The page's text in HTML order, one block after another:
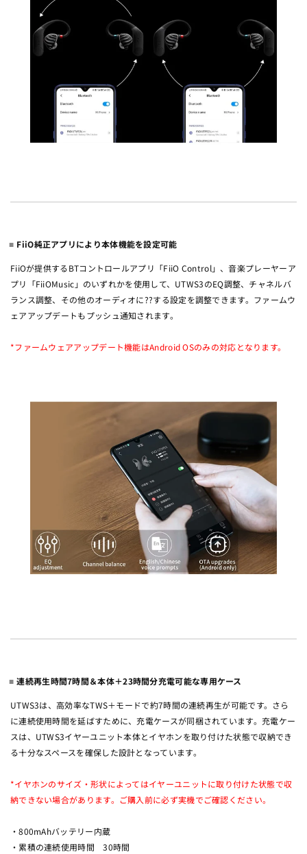
FiiO純正アプリにより本体機能を設定可能
FiiOが提供するBTコントロールアプリ「FiiO Control」、音楽プレーヤーア
プリ「FiiOMusic」のいずれかを使用して、UTWS3のEQ調整、チャネルバ
ランス調整、その他のオーディオに??する設定を調整できます。ファームウ
ェアアップデートもプッシュ通知されます。
*ファームウェアアップデート機能はAndroid OSのみの対応となります。
連続再生時間7時間＆本体＋23時間分充電可能な専用ケース
UTWS3は、高効率なTWS＋モードで約7時間の連続再生が可能です。さら
に連続使用時間を延ばすために、充電ケースが同梱されています。充電ケー
スは、UTWS3イヤーユニット本体とイヤホンを取り付けた状態で収納でき
る十分なスペースを確保した設計となっています。
*イヤホンのサイズ・形状によってはイヤーユニットに取り付けた状態で収
納できない場合があります。ご購入前に必ず実機でご確認ください。
・800mAhバッテリー内蔵
・累積の連続使用時間 30時間